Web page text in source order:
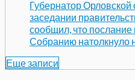
Губернатор
заседании
сообщил, что
Собранию натолкнуло
Еще записи